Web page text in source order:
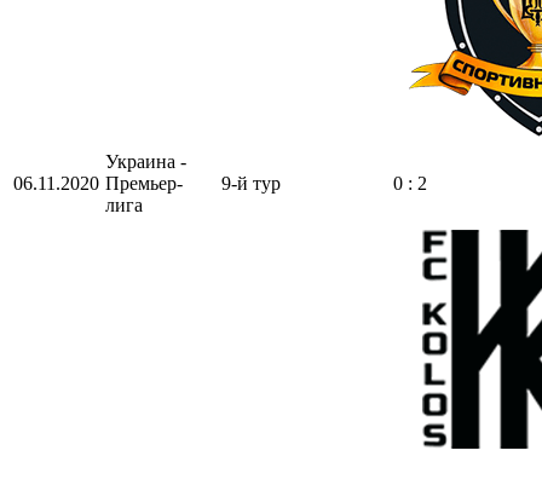
06.11.2020
Украина -
Премьер-
лига
9-й тур 0 : 2